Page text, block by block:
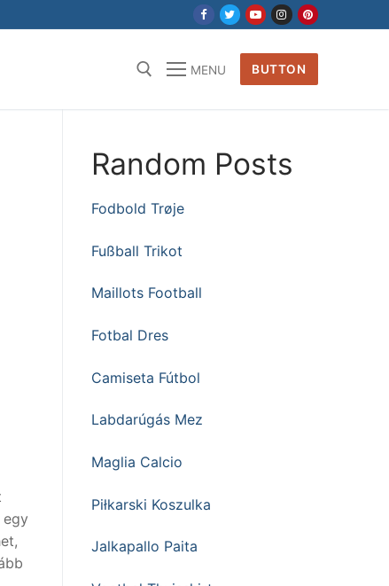
MENU BUTTON
Random Posts
Fodbold Trøje
Fußball Trikot
Maillots Football
Fotbal Dres
Camiseta Fútbol
Labdarúgás Mez
Maglia Calcio
Piłkarski Koszulka
Jalkapallo Paita